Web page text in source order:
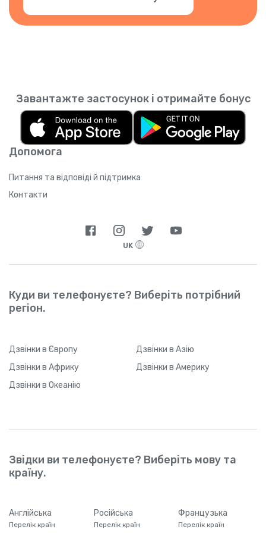
Допомога
Питання та відповіді й підтримка
Контакти
Завантажте застосунок і отримайте бонус
UK
Куди ви телефонуєте? Виберіть потрібний
регіон.
Дзвінки в Європу Дзвінки в Азію
Дзвінки в Африку Дзвінки в Америку
Дзвінки в Океанію
Звідки ви телефонуєте? Виберіть мову та
країну.
Англійська
Перелік країн
Російська
Перелік країн
Французька
Перелік країн